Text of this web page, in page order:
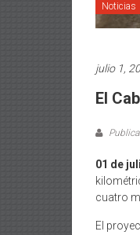
Noticias
julio 1,
El
01 de
cuatro
El